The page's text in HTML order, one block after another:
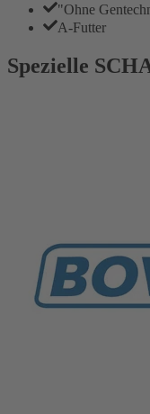
"Ohne
A-Futter
Spezielle